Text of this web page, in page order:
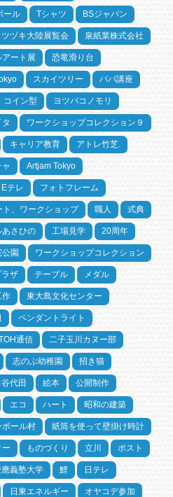
ール Tシャツ BSジャパン
ツヅキ大陸展覧会 泉紙業株式会社
ート展 恐竜滑り台
スカイツリー パパ講座
コイン型 ヨツバコノモリ
ワークショップコレクション９
キャリア教育 アトレ竹芝.
Artjam Tokyo
Eテレ フォトフレーム
、ワークショップ 職人 式典
あさひの 工場見学 20周年
園 ワークショップコレクション
ザ テーブル メダル
作 東大島文化センター
ペンダントライト
通信 二子玉川カヌー部
志のぶ幼稚園 招き猫
代田 絵本 公開制作
エコ ハート 昭和の建築
ボール村 紙筒を使って壁掛け時計
ものづくり 立川 ポスト
應義塾大学 鯉 日テレ
日東エネルギー オヤコデ参加